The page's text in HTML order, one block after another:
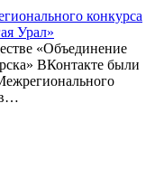
конкурса
Урал»
«Объединение
ВКонтакте были